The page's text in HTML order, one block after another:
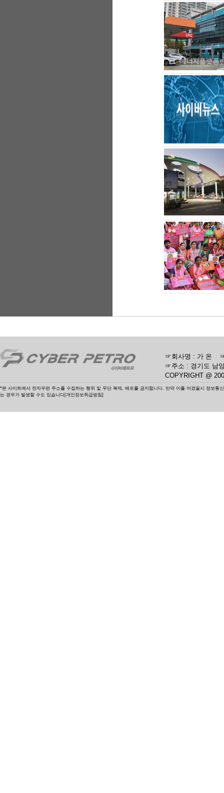
☞회사명 : 가 온 ☞
☞주소 : 경기도 남
COPYRIGHT @
*본 사이트에서 전자우편 주소를 수집하는 행위 및 무단 복제, 배포를 금지합니다. 만약 이를 어겼을시 정보
는 경우가 발생할 수도 있습니다[개인정보취급방침]